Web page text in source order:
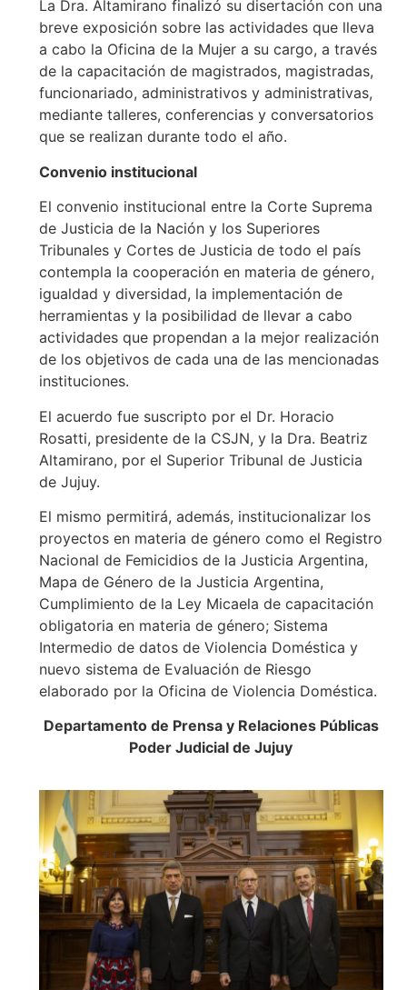
La Dra. Altamirano finalizó su disertación con una
breve exposición sobre las actividades que lleva
a cabo la Oficina de la Mujer a su cargo, a través
de la capacitación de magistrados, magistradas,
funcionariado, administrativos y administrativas,
mediante talleres, conferencias y conversatorios
que se realizan durante todo el año.
Convenio institucional
El convenio institucional entre la Corte Suprema
de Justicia de la Nación y los Superiores
Tribunales y Cortes de Justicia de todo el país
contempla la cooperación en materia de género,
igualdad y diversidad, la implementación de
herramientas y la posibilidad de llevar a cabo
actividades que propendan a la mejor realización
de los objetivos de cada una de las mencionadas
instituciones.
El acuerdo fue suscripto por el Dr. Horacio
Rosatti, presidente de la CSJN, y la Dra. Beatriz
Altamirano, por el Superior Tribunal de Justicia
de Jujuy.
El mismo permitirá, además, institucionalizar los
proyectos en materia de género como el Registro
Nacional de Femicidios de la Justicia Argentina,
Mapa de Género de la Justicia Argentina,
Cumplimiento de la Ley Micaela de capacitación
obligatoria en materia de género; Sistema
Intermedio de datos de Violencia Doméstica y
nuevo sistema de Evaluación de Riesgo
elaborado por la Oficina de Violencia Doméstica.
Departamento de Prensa y Relaciones Públicas
Poder Judicial de Jujuy